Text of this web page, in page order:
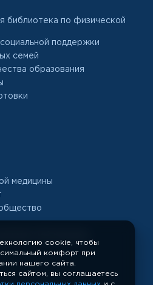
библиотека по физической
поддержки
семей
образования
медицины
научных
cookie, чтобы
комфорт при
нашего сайта.
сайтом, вы соглашаетесь